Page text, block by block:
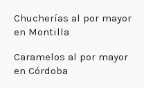
Chucherías al por mayor
en Montilla
Caramelos al por mayor
en Córdoba